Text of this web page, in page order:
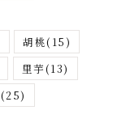
胡桃(15)
里芋(13)
(25)